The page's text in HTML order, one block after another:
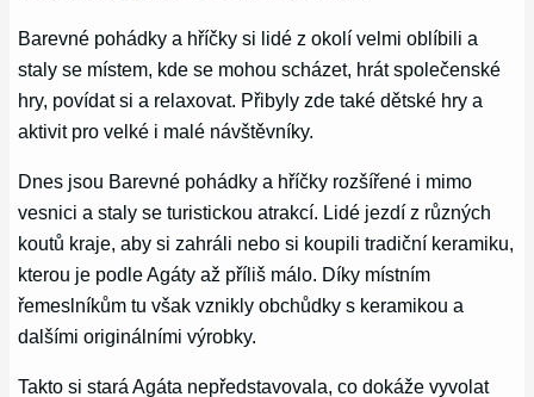
Barevné pohádky a hříčky si lidé z okolí velmi oblíbili a
staly se místem, kde se mohou scházet, hrát společenské
hry, povídat si a relaxovat. Přibyly zde také dětské hry a
aktivit pro velké i malé návštěvníky.
Dnes jsou Barevné pohádky a hříčky rozšířené i mimo
vesnici a staly se turistickou atrakcí. Lidé jezdí z různých
koutů kraje, aby si zahráli nebo si koupili tradiční keramiku,
kterou je podle Agáty až příliš málo. Díky místním
řemeslníkům tu však vznikly obchůdky s keramikou a
dalšími originálními výrobky.
Takto si stará Agáta nepředstavovala, co dokáže vyvolat